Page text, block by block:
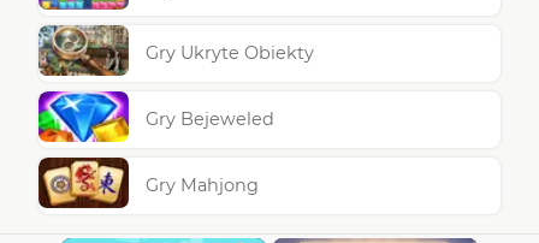
Gry Ukryte Obiekty
Gry Bejeweled
Gry Mahjong